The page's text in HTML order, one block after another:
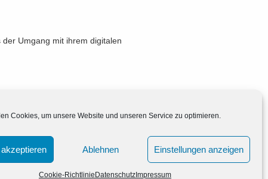
Cookies, um unsere Website und unseren Service zu optimieren.
Ablehnen Einstellungen anzeigen
Cookie-Richtlinie DatenschutzImpressum
Umgang mit ihrem digitalen
→